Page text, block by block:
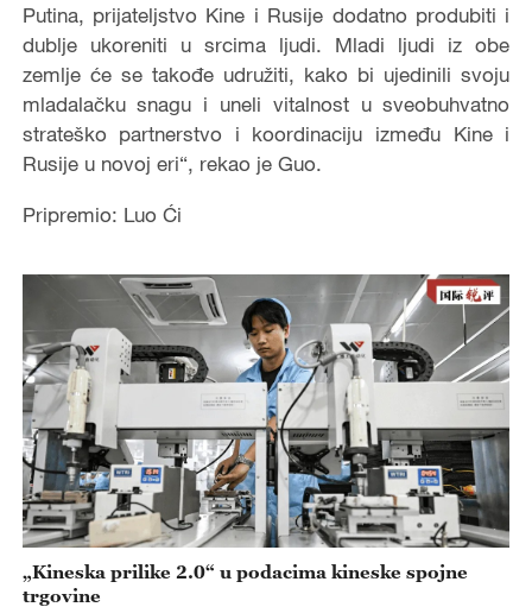
Putina, prijateljstvo Kine i Rusije dodatno produbiti i
dublje ukoreniti u srcima ljudi. Mladi ljudi iz obe
zemlje će se takođe udružiti, kako bi ujedinili svoju
mladalačku snagu i uneli vitalnost u sveobuhvatno
strateško partnerstvo i koordinaciju između Kine i
Rusije u novoj eri“, rekao je Guo.
Pripremio: Luo Ći
„Kineska prilike 2.0“ u podacima kineske spojne
trgovine